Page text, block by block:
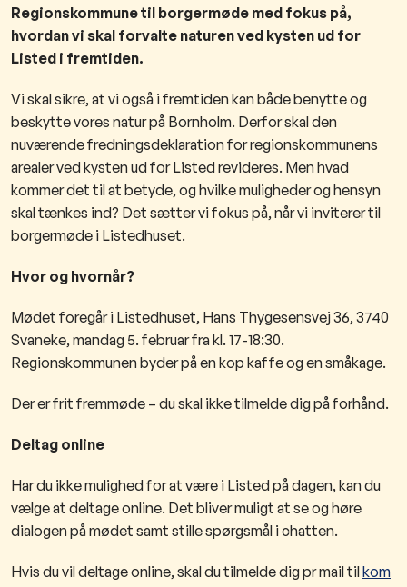
Regionskommune til borgermøde med fokus på,
hvordan vi skal forvalte naturen ved kysten ud for
Listed i fremtiden.
Vi skal sikre, at vi også i fremtiden kan både benytte og
beskytte vores natur på Bornholm. Derfor skal den
nuværende fredningsdeklaration for regionskommunens
arealer ved kysten ud for Listed revideres. Men hvad
kommer det til at betyde, og hvilke muligheder og hensyn
skal tænkes ind? Det sætter vi fokus på, når vi inviterer til
borgermøde i Listedhuset.
Hvor og hvornår?
Mødet foregår i Listedhuset, Hans Thygesensvej 36, 3740
Svaneke, mandag 5. februar fra kl. 17-18:30.
Regionskommunen byder på en kop kaffe og en småkage.
Der er frit fremmøde – du skal ik​ke tilmelde dig på forhånd.
Deltag online
Har du ikke mulighed for at være i Listed på dagen, kan du
vælge at deltage ​online. Det bliver muligt at se og høre
dialogen på mødet samt stille spørgsmål i chatten.
Hvis du vil deltage online, skal du tilmelde dig pr mail tilkom​